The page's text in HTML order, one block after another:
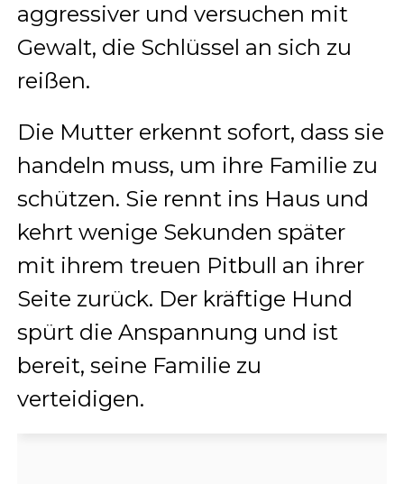
aggressiver und versuchen mit
Gewalt, die Schlüssel an sich zu
reißen.
Die Mutter erkennt sofort, dass sie
handeln muss, um ihre Familie zu
schützen. Sie rennt ins Haus und
kehrt wenige Sekunden später
mit ihrem treuen Pitbull an ihrer
Seite zurück. Der kräftige Hund
spürt die Anspannung und ist
bereit, seine Familie zu
verteidigen.